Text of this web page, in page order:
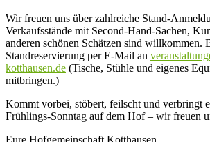
Wir freuen uns über zahlreiche Stand-
Verkaufsstände mit Second-Hand-Sachen,
anderen schönen Schätzen sind willkommen.
Standreservierung per E-Mail an
kotthausen.de (Tische, Stühle und eigenes
mitbringen.)
Kommt vorbei, stöbert, feilscht und verbringt
Frühlings-Sonntag auf dem Hof – wir freuen